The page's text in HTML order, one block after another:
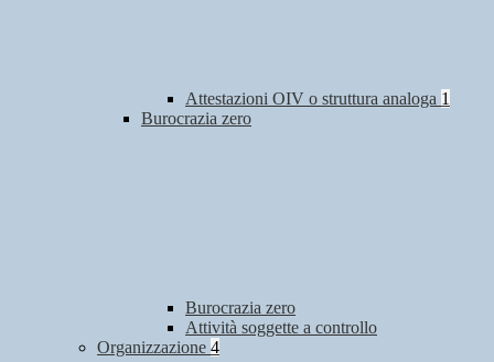
Attestazioni OIV o struttura analoga 1
Burocrazia zero
Burocrazia zero
Attività soggette a controllo
Organizzazione 4